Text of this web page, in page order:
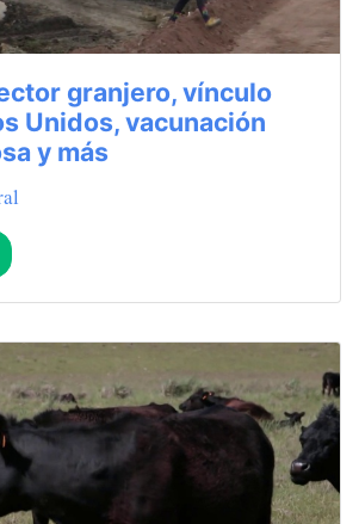
granjero, vínculo
Unidos, vacunación
y más